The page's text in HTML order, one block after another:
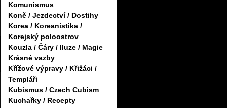
Komunismus
Koně / Jezdectví / Dostihy
Korea / Koreanistika /
Korejský poloostrov
Kouzla / Čáry / Iluze / Magie
Krásné vazby
Křížové výpravy / Křižáci /
Templáři
Kubismus / Czech Cubism
Kuchařky / Recepty